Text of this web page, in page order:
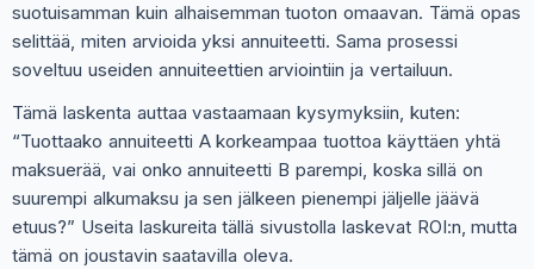
suotuisamman kuin alhaisemman tuoton omaavan. Tämä opas
selittää, miten arvioida yksi annuiteetti. Sama prosessi
soveltuu useiden annuiteettien arviointiin ja vertailuun.
Tämä laskenta auttaa vastaamaan kysymyksiin, kuten:
“Tuottaako annuiteetti A korkeampaa tuottoa käyttäen yhtä
maksuerää, vai onko annuiteetti B parempi, koska sillä on
suurempi alkumaksu ja sen jälkeen pienempi jäljelle jäävä
etuus?” Useita laskureita tällä sivustolla laskevat ROI:n, mutta
tämä on joustavin saatavilla oleva.